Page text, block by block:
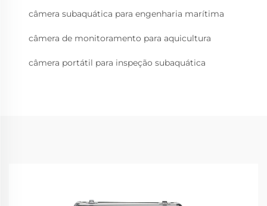
câmera subaquática para engenharia marítima
câmera de monitoramento para aquicultura
câmera portátil para inspeção subaquática